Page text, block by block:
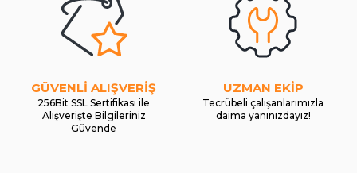
GÜVENLİ ALIŞVERİŞ
256Bit SSL Sertifikası ile
Alışverişte Bilgileriniz
Güvende
UZMAN EKİP
Tecrübeli çalışanlarımızla
daima yanınızdayız!